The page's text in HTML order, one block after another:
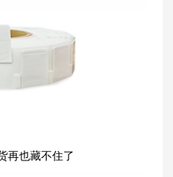
再也藏不住了